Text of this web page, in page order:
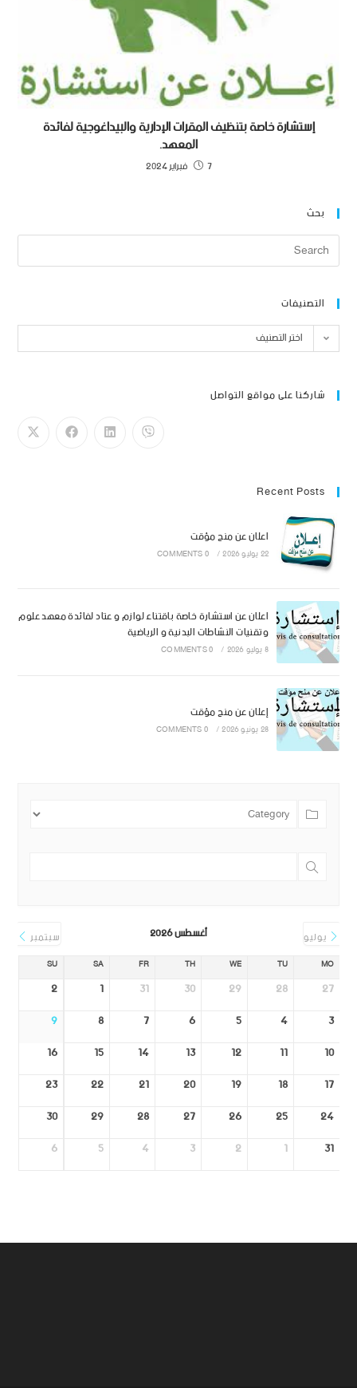
إستشارة خاصة بتنظيف المقرات الإدارية والبيداغوجية لفائدة
المعهد.
7 فبراير 2024
بحث
التصنيفات
اختر التصنيف
شاركنا على مواقع التواصل
Recent Posts
اعلان عن منح مؤقت
22 يوليو 2026 /
0 COMMENTS
اعلان عن استشارة خاصة باقتناء لوازم و عتاد لفائدة معهد علوم
وتقنيات النشاطات البدنية و الرياضية
8 يوليو 2026 /
0 COMMENTS
إعلان عن منح مؤقت
28 يونيو 2026 /
0 COMMENTS
يوليو أغسطس 2026 سبتمبر
MO
TU
WE
TH
FR
SA
SU
27
28
29
30
31
1
2
3
4
5
6
7
8
9
10
11
12
13
14
15
16
17
18
19
20
21
22
23
24
25
26
27
28
29
30
31
1
2
3
4
5
6